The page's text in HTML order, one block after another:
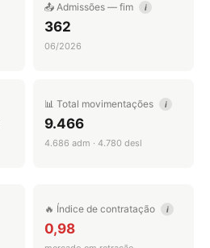
📤 Admissões — fim i
362
06/2026
📊 Total movimentações i
9.466
4.686 adm · 4.780 desl
🔥 Índice de contratação i
0,98